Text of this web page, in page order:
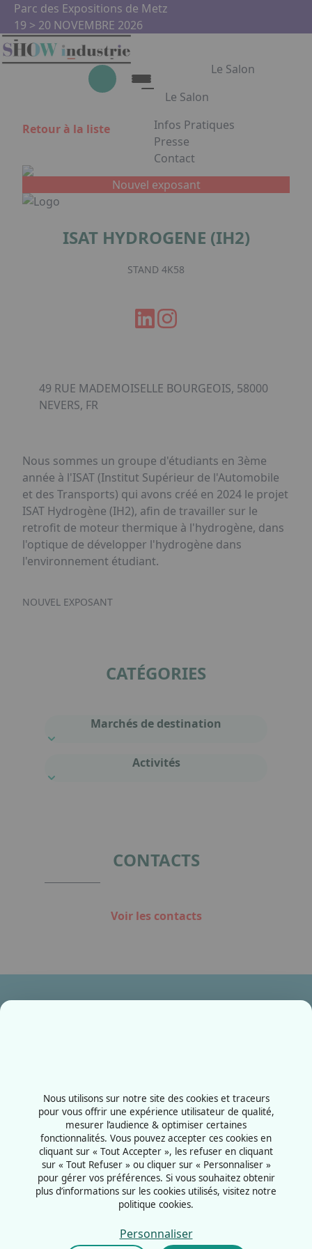
Aller au contenu principal
Parc des Expositions de Metz
19 > 20 NOVEMBRE 2026
Le Salon
Le Salon
Le Salon
Show Industrie
Partenaires
Show Industrie en images
Infos Pratiques
Presse
Contact
Appuyez sur Entrée pour
FacebookInstagram
Retour à la liste
Nouvel exposant
ISAT HYDROGENE (IH2)
STAND 4K58
49 RUE MADEMOISELLE BOURGEOIS, 58000
NEVERS, FR
Nous sommes un groupe d'étudiants en 3ème
année à l'ISAT (Institut Supérieur de l'Automobile
et des Transports) qui avons créé en 2024 le projet
ISAT Hydrogène (IH2), afin de travailler sur le
retrofit de moteur thermique à l'hydrogène, dans
l'optique de développer l'hydrogène dans
l'environnement étudiant.
NOUVEL EXPOSANT
CATÉGORIES
Marchés de destination
Activités
CONTACTS
Voir les contacts
Rue de la Grange aux bois
57070 - Metz
France
Politiques de confidentialité
Panneau de gestion des cookies
Nous utilisons sur notre site des cookies et traceurs
pour vous offrir une expérience utilisateur de qualité,
mesurer l’audience & optimiser certaines
fonctionnalités. Vous pouvez accepter ces cookies en
cliquant sur « Tout Accepter », les refuser en cliquant
sur « Tout Refuser » ou cliquer sur « Personnaliser »
pour gérer vos préférences. Si vous souhaitez obtenir
plus d’informations sur les cookies utilisés, visitez notre
politique cookies.
Personnaliser